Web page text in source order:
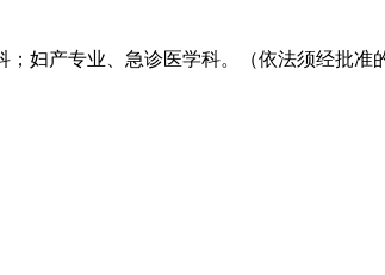
妇产专业、急诊医学科。（依法须经批